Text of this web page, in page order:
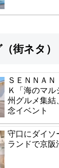
街ネタ）
ＳＥＮＮＡＮ
Ｋ「海のマ
州グルメ集結
念イベント
守口にダイ
ランドで京阪